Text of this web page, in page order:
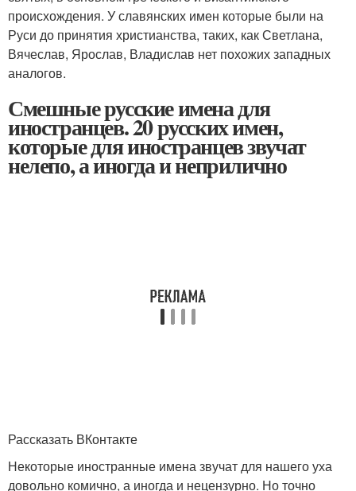
происхождения. У славянских имен которые были на
Руси до принятия христианства, таких, как Светлана,
Вячеслав, Ярослав, Владислав нет похожих западных
аналогов.
Смешные русские имена для
иностранцев. 20 русских имен,
которые для иностранцев звучат
нелепо, а иногда и неприлично
Рассказать ВКонтакте
Некоторые иностранные имена звучат для нашего уха
довольно комично, а иногда и нецензурно. Но точно